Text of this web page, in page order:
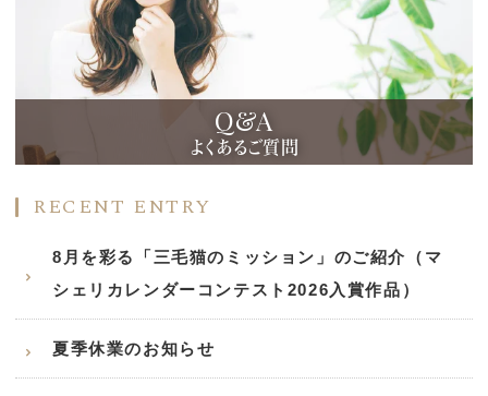
Q&A
よくあるご質問
RECENT ENTRY
8月を彩る「三毛猫のミッション」のご紹介（マ
シェリカレンダーコンテスト2026入賞作品）
夏季休業のお知らせ